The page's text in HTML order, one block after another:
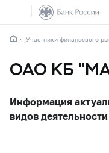
Участники финансового
ОАО КБ
Информация
видов деятельности